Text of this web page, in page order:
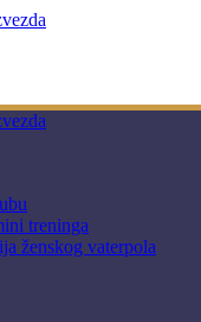
treninga
ženskog vaterpola